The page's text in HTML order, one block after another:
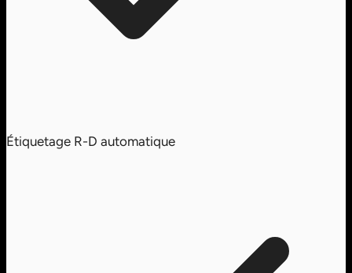
Étiquetage R-D automatique